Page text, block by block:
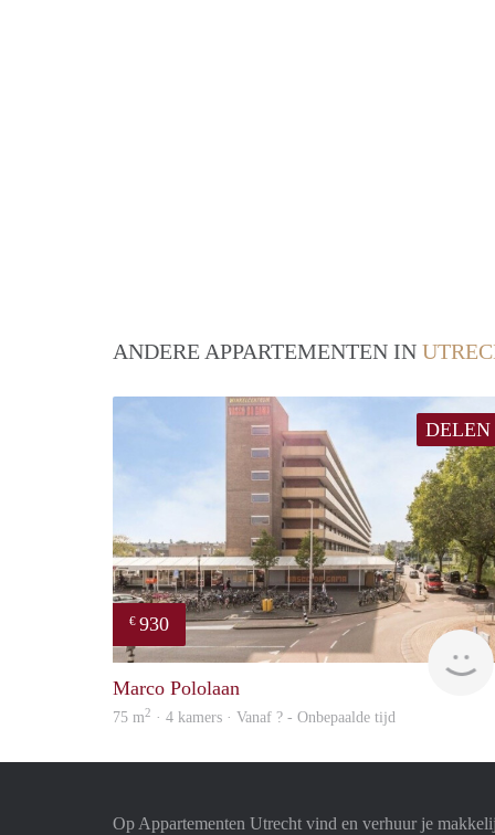
ANDERE APPARTEMENTEN IN
DELEN
€ 930
Marco Pololaan
75 m2 · 4 kamers · Vanaf ? - Onbepaalde tijd
Op Appartementen Utrecht vind en verhuur je